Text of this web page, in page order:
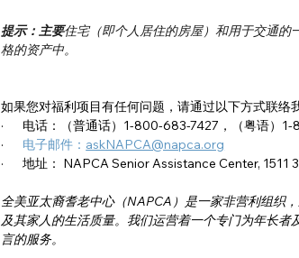
提示：主要住宅（即个人居住的房屋）和用于交通的
格的资产中。
如果您对福利项目有任何问题，请通过以下方式联络
·       电话：（普通话）1-800-683-7427，（粤语
· 电子邮件： askNAPCA@napca.org
·       地址： NAPCA Senior Assistance Center,
全美亚太裔耆老中心（NAPCA）是一家非营利组织
及其家人的生活质量。我们运营着一个专门为年长
言的服务。